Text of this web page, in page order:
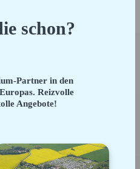
schon?
Partner in den
Reizvolle
Angebote!